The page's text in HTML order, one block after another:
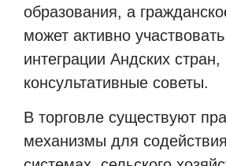
образования, а
может активно
интеграции Андских стран,
консультативные советы.
В торговле существуют
механизмы для